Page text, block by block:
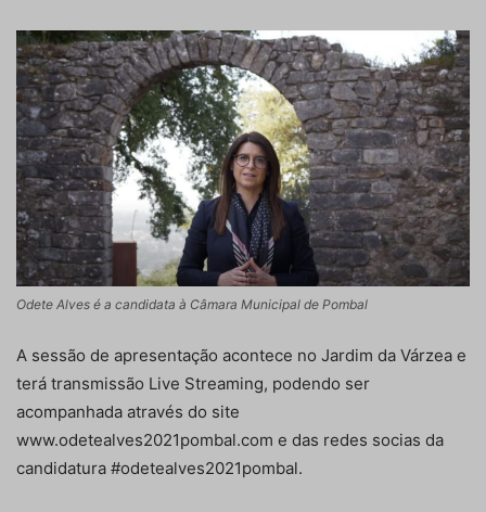
Odete Alves é a candidata à Câmara Municipal de Pombal
A sessão de apresentação acontece no Jardim da Várzea e
terá transmissão Live Streaming, podendo ser
acompanhada através do site
www.odetealves2021pombal.com e das redes socias da
candidatura #odetealves2021pombal.